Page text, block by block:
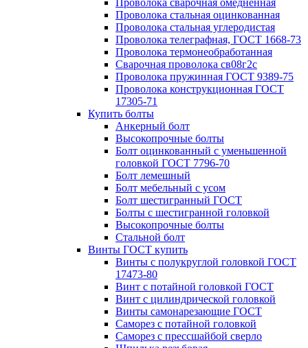
Проволока сварочная омедненная
Проволока стальная оцинкованная
Проволока стальная углеродистая
Проволока телеграфная, ГОСТ 1668-73
Проволока термонеобработанная
Сварочная проволока св08г2с
Проволока пружинная ГОСТ 9389-75
Проволока конструкционная ГОСТ
17305-71
Купить болты
Анкерный болт
Высокопрочные болты
Болт оцинкованный с уменьшенной
головкой ГОСТ 7796-70
Болт лемешный
Болт мебельный с усом
Болт шестигранный ГОСТ
Болты с шестигранной головкой
Высокопрочные болты
Стальной болт
Винты ГОСТ купить
Винты с полукруглой головкой ГОСТ
17473-80
Винт с потайной головкой ГОСТ
Винт с цилиндрической головкой
Винты самонарезающие ГОСТ
Саморез с потайной головкой
Саморез с прессшайбой сверло